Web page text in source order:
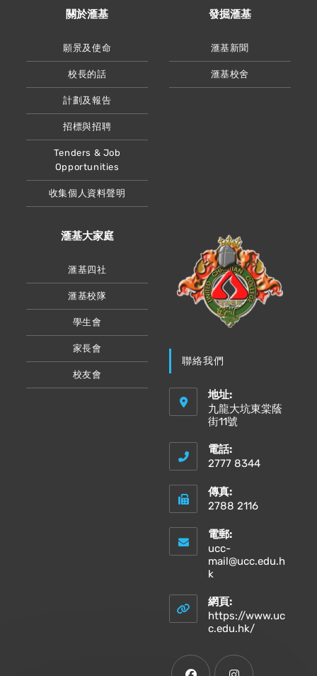
關於滙基
願景及使命
校長的話
計劃及報告
招標與招聘
Tenders & Job
Opportunities
收集個人資料聲明
發掘滙基
滙基新聞
滙基校舍
滙基大家庭
滙基四社
滙基校隊
學生會
家長會
校友會
聯絡我們
地址:
九龍大坑東棠蔭
街11號
電話:
2777 8344
傳真:
2788 2116
電郵:
ucc-
mail@ucc.edu.h
k
your
application
網頁:
https://www.uc
c.edu.hk/Opens